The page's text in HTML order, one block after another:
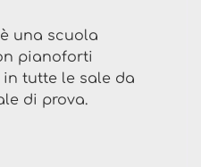
una scuola
pianoforti
tutte le sale da
di prova.